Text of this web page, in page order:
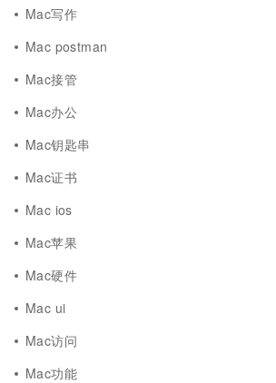
Mac写作
Mac postman
Mac接管
Mac办公
Mac钥匙串
Mac证书
Mac ios
Mac苹果
Mac硬件
Mac ui
Mac访问
Mac功能